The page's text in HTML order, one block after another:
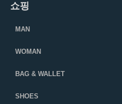
쇼핑
MAN
WOMAN
BAG & WALLET
SHOES